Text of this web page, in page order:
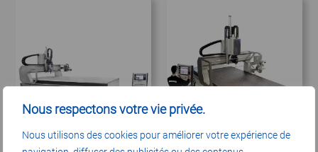
Nous respectons votre vie privée.
Nous utilisons des cookies pour améliorer votre expérience de